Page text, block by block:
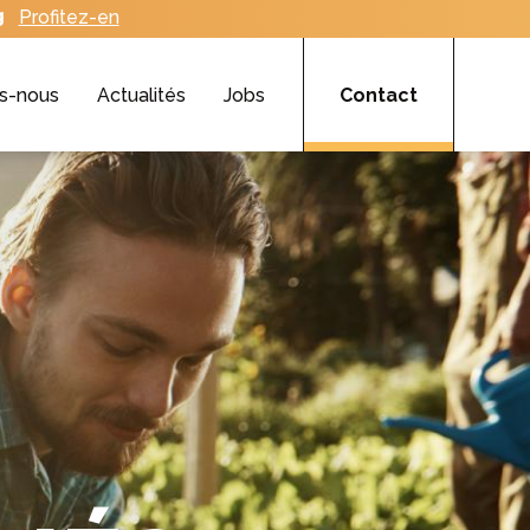
Profitez-en
nous Actualités Jobs Contact